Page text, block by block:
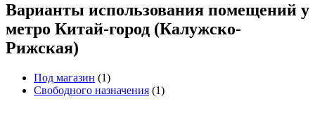
Варианты использования помещений у
метро Китай-город (Калужско-
Рижская)
Под магазин (1)
Свободного назначения (1)